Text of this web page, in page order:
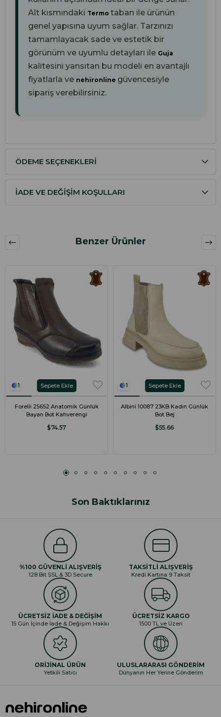
Alt kısmındaki Termo taban ile ürünün
genel yapısına uyum sağlar. Tarzınızı
tamamlayacak sade ve estetik bir
görünüm ve uyumlu detayları ile Guja
kalitesini yansıtan bu modeli en avantajlı
fiyatlarla ve nehironline güvencesiyle
sipariş verebilirsiniz.
ÖDEME SEÇENEKLERI
İADE VE DEĞIŞIM KOŞULLARI
Benzer Ürünler
1
Forelli 25652 Anatomik Günlük
Bayan Bot Kahverengi
$74.57
Sepete Ekle 1
Albini 10087 23KB Kadın Günlük
Bot Bej
$55.66
Sepete Ekle
Son Baktıklarınız
%100 GÜVENLİ ALIŞVERİŞ
128 Bit SSL & 3D Secure
TAKSİTLİ ALIŞVERİŞ
Kredi Kartına 9 Taksit
ÜCRETSİZ İADE & DEĞİŞİM
15 Gün İçinde İade & Değişim Hakkı
ÜCRETSİZ KARGO
1500 TL ve Üzeri
ORİJİNAL ÜRÜN
Yetkili Satıcı
ULUSLARARASI GÖNDERİM
Dünyanın Her Yerine Gönderim